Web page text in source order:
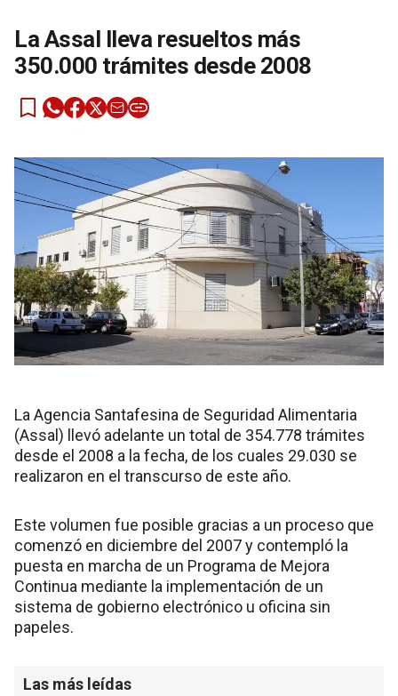
La Assal lleva resueltos más
350.000 trámites desde 2008
La Agencia Santafesina de Seguridad Alimentaria
(Assal) llevó adelante un total de 354.778 trámites
desde el 2008 a la fecha, de los cuales 29.030 se
realizaron en el transcurso de este año.
Este volumen fue posible gracias a un proceso que
comenzó en diciembre del 2007 y contempló la
puesta en marcha de un Programa de Mejora
Continua mediante la implementación de un
sistema de gobierno electrónico u oficina sin
papeles.
Las más leídas